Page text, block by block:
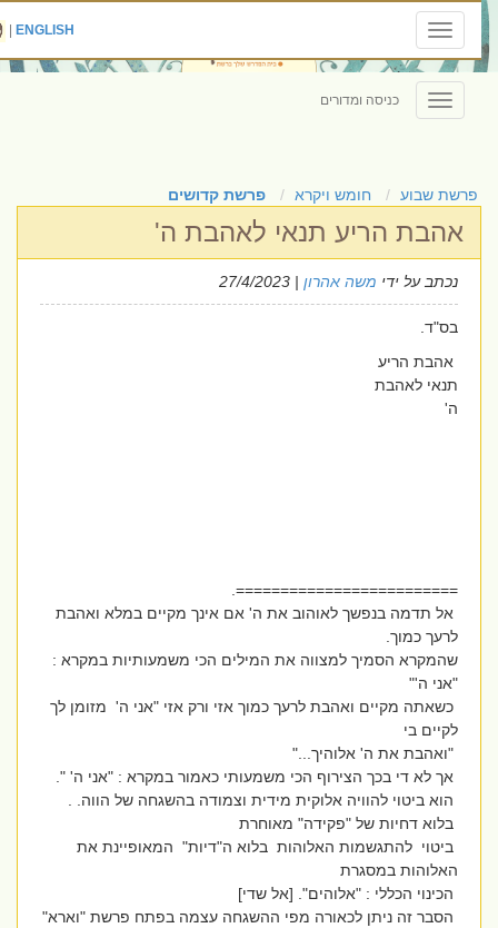
Toggle
navigation
ENGLISH
|
Toggle
navigation
כניסה ומדורים
פרשת שבוע חומש ויקרא פרשת קדושים
אהבת הריע תנאי לאהבת ה'
נכתב על ידימשה אהרון| 27/4/2023
בס"ד.
אהבת הריע
תנאי לאהבת
=========================.
אל תדמה בנפשך לאוהוב את ה' אם אינך מקיים במלא ואהבת
לרעך כמוך.
שהמקרא הסמיך למצווה את המילים הכי משמעותיות במקרא :
"אני ה'"
כשאתה מקיים ואהבת לרעך כמוך אזי ורק אזי "אני ה' מזומן לך
לקיים בי
"ואהבת את ה' אלוהיך..."
אך לא די בכך הצירוף הכי משמעותי כאמור במקרא : "אני ה' ".
הוא ביטוי להוויה אלוקית מידית וצמודה בהשגחה של הווה. .
בלוא דחיות של "פקידה" מאוחרת
ביטוי להתגשמות האלוהות בלוא ה"דיות" המאופיינת את
האלוהות במסגרת
הכינוי הכללי : "אלוהים". [אל שדי]
הסבר זה ניתן לכאורה מפי ההשגחה עצמה בפתח פרשת "וארא"